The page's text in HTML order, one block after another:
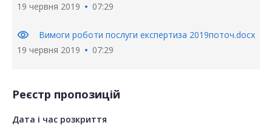
19 червня 2019
07:29
visibility
Вимоги роботи послуги експертиза 2019поточ.docx
19 червня 2019
07:29
Реєстр пропозицій
Дата і час розкриття